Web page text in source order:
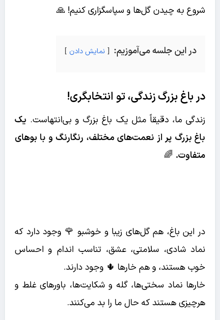
شروع به چیدن گل‌ها و سپاسگزاری کنیم! 🙏
در این جلسه می‌آموزیم: نمایش دادن
در باغ بزرگ زندگی، تو انتخابگری!
زندگی ما، دقیقاً مثل یک باغ بزرگ و بی‌انتهاست. یک
باغ بزرگ پر از نعمت‌های مختلف، رنگارنگ و با بوهای
متفاوت. 🌈
در این باغ، هم گل‌های زیبا و خوشبو 🌹 وجود دارد که
نماد شادی، سلامتی، عشق، تناسب اندام و احساس
خوب هستند، و هم خارها 🌵 وجود دارند.
خارها نماد سختی‌ها، گله و شکایت‌ها، باورهای غلط و
هرچیزی هستند که حال ما را بد می‌کنند.